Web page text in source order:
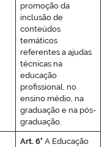
promoção da
inclusão de
conteúdos
temáticos
referentes a ajudas
técnicas na
educação
profissional, no
ensino médio, na
graduação e na pós-
graduação.
Art. 6°A Educação